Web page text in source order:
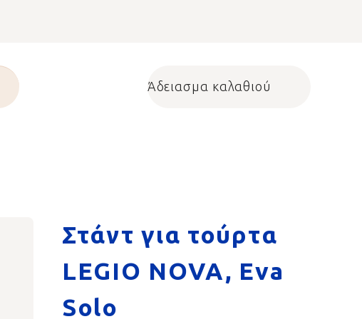
Shopping cart
Άδειασμα καλαθιού
Στάντ για τούρτα
LEGIO NOVA, Eva
Solo